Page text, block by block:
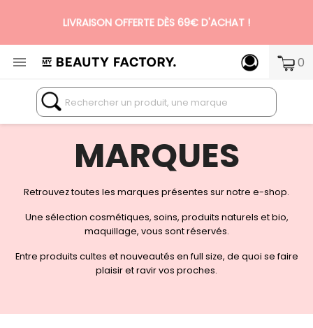
LIVRAISON OFFERTE DÈS 69€ D'ACHAT !
N°1 DES BOX BEAUTÉ PREMIUM SANS ENGAGEMENT
 0
MARQUES
Retrouvez toutes les marques présentes sur notre e-shop.
Une sélection cosmétiques, soins, produits naturels et bio,
maquillage, vous sont réservés.
Entre produits cultes et nouveautés en full size, de quoi se faire
plaisir et ravir vos proches.